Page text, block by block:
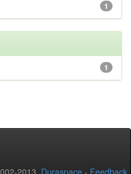
1
1
2013 Duraspace - Feedback